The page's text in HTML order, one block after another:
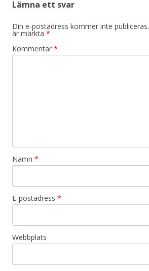
Lämna ett svar
Din e-postadress kommer inte publiceras.
är märkta *
Kommentar *
Namn *
E-postadress *
Webbplats